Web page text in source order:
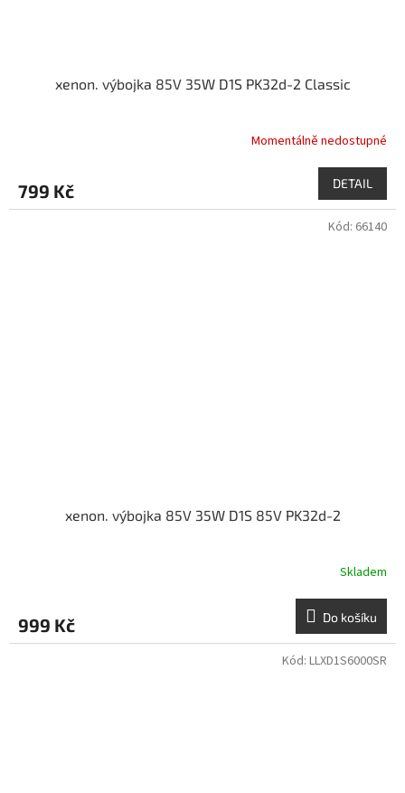
xenon. výbojka 85V 35W D1S PK32d-2 Classic
Momentálně nedostupné
799 Kč DETAIL
xenon. výbojka 85V 35W D1S 85V PK32d-2
Skladem
999 Kč Do košíku
Kód: 66140
Kód: LLXD1S6000SR